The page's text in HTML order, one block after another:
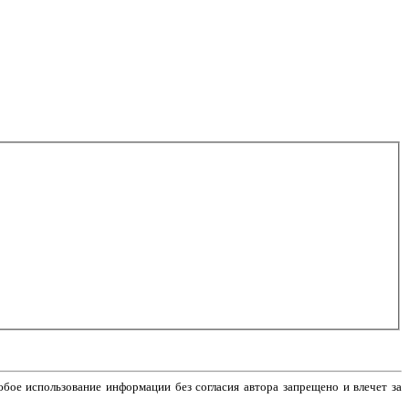
использование информации без согласия автора запрещено и влечет за